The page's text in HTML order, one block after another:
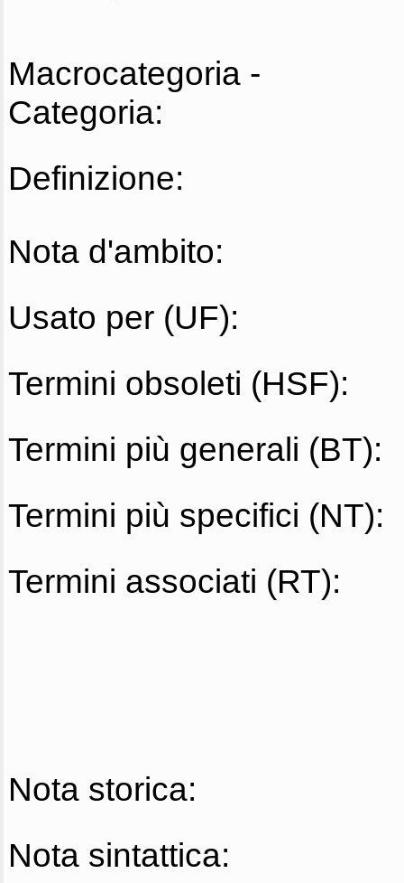
Macrocategoria -
Categoria:
Definizione:
Nota d'ambito:
Usato per (UF):
Termini obsoleti (HSF):
Termini più generali (BT):
Termini più specifici (NT):
Termini associati (RT):
Nota storica:
Nota sintattica: